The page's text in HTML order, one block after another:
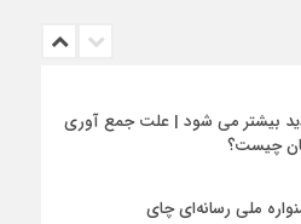
بیشتر می شود | علت جمع آوری
چیست؟
ملی رسانه‌ای چای